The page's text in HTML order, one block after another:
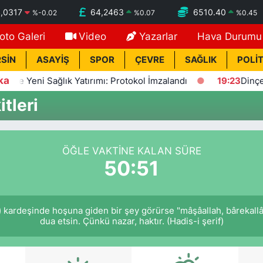
%-0.02 64,2463 %0.07 6510.40 %0.45
Galeri Video Yazarlar Hava Durumu
ASAYİŞ SPOR ÇEVRE SAĞLIK
Yeni Sağlık Yatırımı: Protokol İmzalandı 19:23Dinçer:
ÖĞLE VAKTINE KALAN SÜRE
50:51
kardeşinde hoşuna giden bir şey görürse "mâşâallah,
dua etsin. Çünkü nazar, haktır. (Hadis-i şerif)